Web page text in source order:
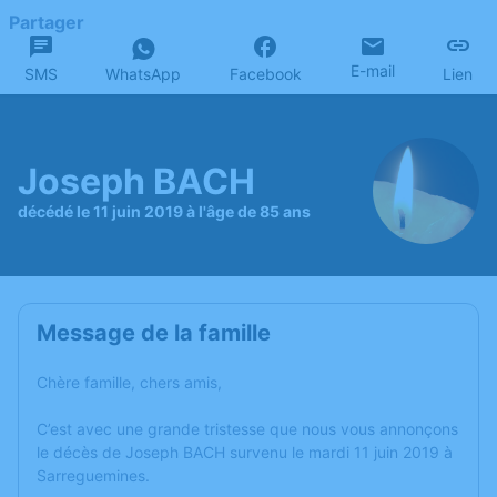
Partager
SMS WhatsApp Facebook E-mail Lien
Joseph BACH
décédé le 11 juin 2019 à l'âge de 85 ans
Message de la famille
Chère famille, chers amis,
C’est avec une grande tristesse que nous vous annonçons
le décès de Joseph BACH survenu le mardi 11 juin 2019 à
Sarreguemines.